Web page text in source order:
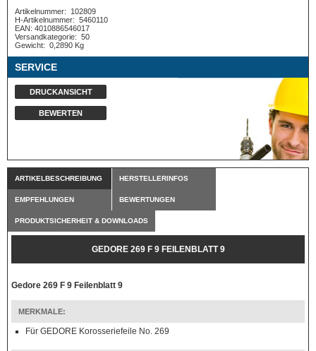
Artikelnummer:
102809
H-Artikelnummer: 5460110
EAN: 4010886546017
Versandkategorie: 50
Gewicht: 0,2890 Kg
SERVICE
DRUCKANSICHT
BEWERTEN
ARTIKELBESCHREIBUNG HERSTELLERINFOS
EMPFEHLUNGEN BEWERTUNGEN
PRODUKTSICHERHEIT & DOWNLOADS
GEDORE 269 F 9 FEILENBLATT 9
Gedore 269 F 9 Feilenblatt 9
MERKMALE:
Für GEDORE Korosseriefeile No. 269